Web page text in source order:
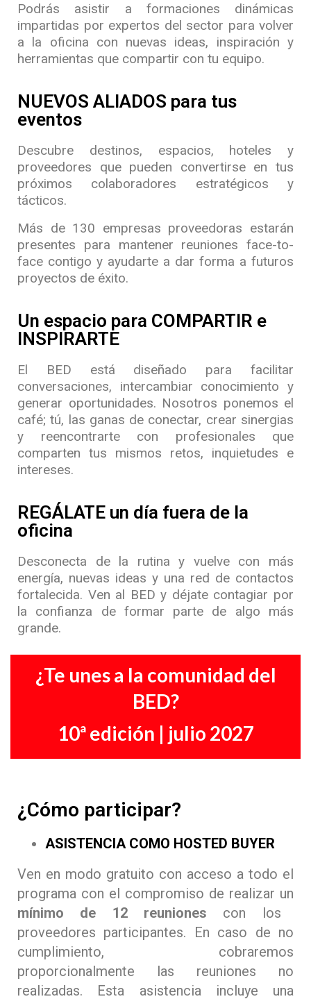
Podrás asistir a formaciones dinámicas
impartidas por expertos del sector para volver
a la oficina con nuevas ideas, inspiración y
herramientas que compartir con tu equipo.
NUEVOS ALIADOS para tus
eventos
Descubre destinos, espacios, hoteles y
proveedores que pueden convertirse en tus
próximos colaboradores estratégicos y
tácticos.
Más de 130 empresas proveedoras estarán
presentes para mantener reuniones face-to-
face contigo y ayudarte a dar forma a futuros
proyectos de éxito.
Un espacio para COMPARTIR e
INSPIRARTE
El BED está diseñado para facilitar
conversaciones, intercambiar conocimiento y
generar oportunidades. Nosotros ponemos el
café; tú, las ganas de conectar, crear sinergias
y reencontrarte con profesionales que
comparten tus mismos retos, inquietudes e
intereses.
REGÁLATE un día fuera de la
oficina
Desconecta de la rutina y vuelve con más
energía, nuevas ideas y una red de contactos
fortalecida. Ven al BED y déjate contagiar por
la confianza de formar parte de algo más
grande.
¿Te unes a la comunidad del
BED?
10ª edición | julio 2027
¿Cómo participar?
ASISTENCIA COMO HOSTED BUYER
Ven en modo gratuito con acceso a todo el
programa con el compromiso de realizar un
mínimo de 12 reuniones con los
proveedores participantes. En caso de no
cumplimiento, cobraremos
proporcionalmente las reuniones no
realizadas. Esta asistencia incluye una